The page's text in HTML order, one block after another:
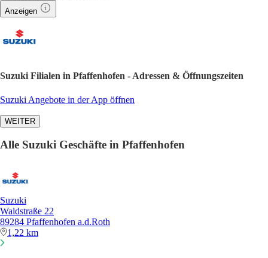
Anzeigen
Suzuki Filialen in Pfaffenhofen - Adressen & Öffnungszeiten
Suzuki Angebote in der App öffnen
WEITER
Alle Suzuki Geschäfte in Pfaffenhofen
Suzuki
Waldstraße 22
89284 Pfaffenhofen a.d.Roth
1,22 km